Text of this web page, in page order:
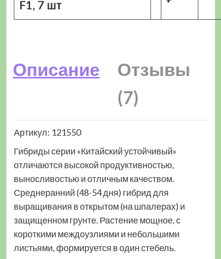
F1, 7 шт
Описание
Отзывы
(7)
Артикул: 121550
Гибриды серии «Китайский устойчивый»
отличаются высокой продуктивностью,
выносливостью и отличным качеством.
Среднеранний (48-54 дня) гибрид для
выращивания в открытом (на шпалерах) и
защищенном грунте. Растение мощное, с
короткими междоузлиями и небольшими
листьями, формируется в один стебель.